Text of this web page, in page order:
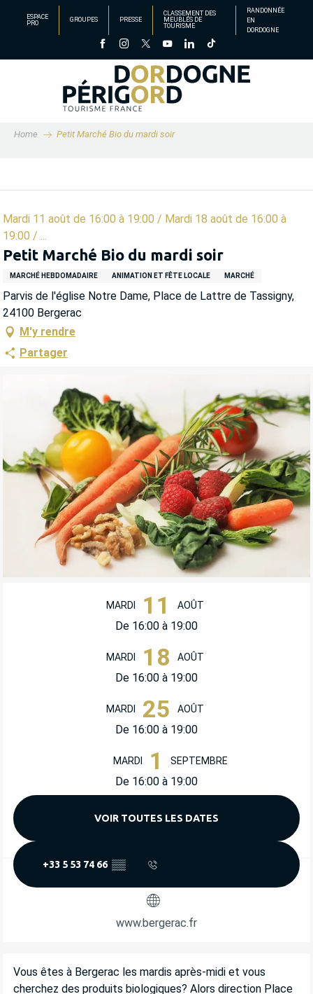
principal
ESPACE
PRO
GROUPES PRESSE
CLASSEMENT DES
MEUBLÉS DE
TOURISME
RANDONNÉE
EN
DORDOGNE
Home Petit Marché Bio du mardi soir
Mardi 11 août de 16:00 à 19:00 / Mardi 18 août de 16:00 à
19:00 / ...
Petit Marché Bio du mardi soir
MARCHÉ HEBDOMADAIRE ANIMATION ET FÊTE LOCALE MARCHÉ
Parvis de l'église Notre Dame, Place de Lattre de Tassigny,
24100 Bergerac
M'y rendre
Partager
OUVERTURE ET COORDONNÉES
MARDI 11 AOÛT
De 16:00 à 19:00
MARDI 18 AOÛT
De 16:00 à 19:00
MARDI 25 AOÛT
De 16:00 à 19:00
MARDI 1 SEPTEMBRE
De 16:00 à 19:00
VOIR TOUTES LES DATES
+33 5 53 74 66 ▒▒
www.bergerac.fr
DESCRIPTION
Vous êtes à Bergerac les mardis après-midi et vous
cherchez des produits biologiques? Alors direction Place